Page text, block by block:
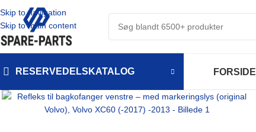
Skip to navigation
Skip to main content
RESERVEDELSKATALOG FORSIDE